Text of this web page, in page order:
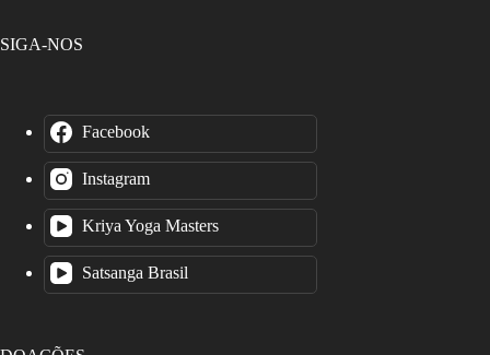
SIGA-NOS
Facebook
Instagram
Kriya Yoga Masters
Satsanga Brasil